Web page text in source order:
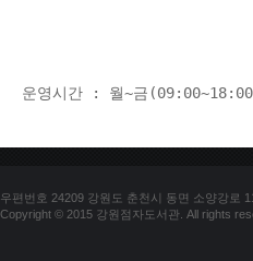
운영시간 : 월~금
우편번호 24209 강원도 춘천시 동면 소양강로
Copyright © 2015 강원점자도서관. All rights